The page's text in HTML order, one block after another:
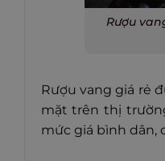
Rượu
Rượu vang giá rẻ
mặt trên thị
mức giá bình dân,